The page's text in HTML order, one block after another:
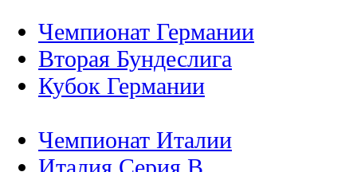
Чемпионат Германии
Вторая Бундеслига
Кубок Германии
Чемпионат Италии